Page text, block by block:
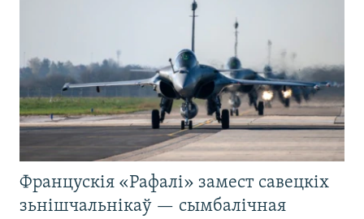
Францускія «Рафалі» замест савецкіх
зьнішчальнікаў — сымбалічная